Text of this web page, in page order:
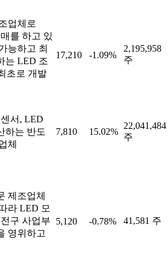
업체로
를 하고 있
능하고 최
는 LED 조
초로 개발
17,210 -1.09%
2,195,958
주
서, LED
하는 반도
체
7,810 15.02%
22,041,484
주
제조업체
라 LED 모
구 사업부
영위하고
5,120 -0.78% 41,581 주